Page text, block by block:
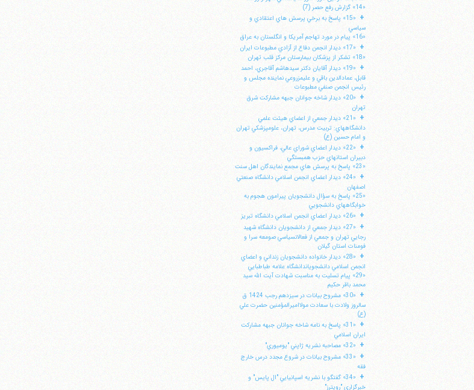
«14» گزارش رفع حصر (7)
+
«15» پاسخ به برخي پرسش هاي اعتقادي و
سياسي
«16» پيام در مورد تهاجم آمريكا و انگلستان به عراق
+ «17» ديدار انجمن دفاع از آزادي مطبوعات ايران
«18» تشكر از پزشكان بيمارستان مركز قلب تهران
+
«19» ديدار آقايان دكتر سيدهاشم آقاجري، احمد
قابل، عمادالدين باقي و عليمزروعي نماينده مجلس و
رئيس انجمن صنفي مطبوعات
+
«20» ديدار شاخه جوانان جبهه مشاركت شرق
تهران
+
«21» ديدار جمعي از اعضاي هيئت علمي
دانشگاههاي: تربيت مدرس، تهران، علومپزشكي تهران
و امام حسين (ع)
+
«22» ديدار اعضاي شوراي عالي، فراكسيون و
دبيران استانهاي حزب همبستگي
«23» پاسخ به پرسش هاي مجمع نمايندگان اهل سنت
+
«24» ديدار اعضاي انجمن اسلامي دانشگاه صنعتي
اصفهان
«25» پاسخ به سؤال دانشجويان پيرامون هجوم به
خوابگاههاي دانشجويي
+ «26» ديدار اعضاي انجمن اسلامي دانشگاه تبريز
+
«27» ديدار جمعي از دانشجويان دانشگاه شهيد
رجايي تهران و جمعي از فعالانسياسي صومعه سرا و
فومنات استان گيلان
+
«28» ديدار خانواده دانشجويان زنداني و اعضاي
انجمن اسلامي دانشجوياندانشگاه علامه طباطبايي
«29» پيام تسليت به مناسبت شهادت آيت الله سيد
محمد باقر حكيم
+
«30» مشروح بيانات در سيزدهم رجب 1424 ق
سالروز ولادت با سعادت مولااميرالمؤمنين حضرت علي
(ع)
+
«31» پاسخ به نامه شاخه جوانان جبهه مشاركت
ايران اسلامي
+ «32» مصاحبه نشريه ژاپني "يوميوري"
+
«33» مشروح بيانات در شروع مجدد درس خارج
فقه
+
«34» گفتگو با نشريه اسپانيايي "ال پايس" و
خبرگزاري "رويترز"